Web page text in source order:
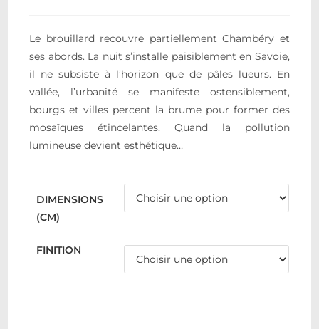
Le brouillard recouvre partiellement Chambéry et
ses abords. La nuit s’installe paisiblement en Savoie,
il ne subsiste à l’horizon que de pâles lueurs. En
vallée, l’urbanité se manifeste ostensiblement,
bourgs et villes percent la brume pour former des
mosaïques étincelantes. Quand la pollution
lumineuse devient esthétique…
DIMENSIONS
(CM)
FINITION